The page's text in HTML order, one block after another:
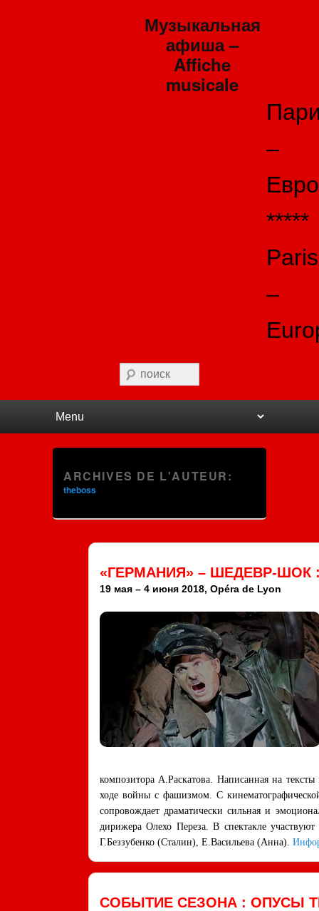
Музыкальная
афиша –
Affiche
musicale
–
*****
Paris
–
Recherche
ARCHIVES DE L'AUTEUR:
theboss
«ГЕРМАНИЯ» – ШЕДЕВР-ШОК
19 мая – 4 июня 2018, Opéra de Lyon
композитора А.Раскатова. Написанная на
ходе войны с фашизмом. С
сопровождает драматически сильная и
дирижера Олехо Переза. В спектакле
Г.Беззубенко (Сталин), Е.Васильева (Анна).
СОБЫТИЕ СЕЗОНА : ОПУСЫ